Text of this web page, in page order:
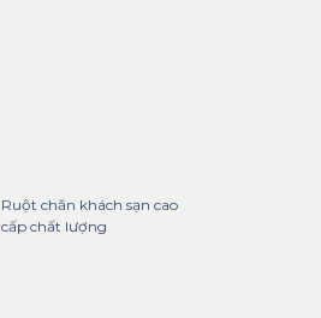
Ruột chăn khách sạn cao
cấp chất lượng